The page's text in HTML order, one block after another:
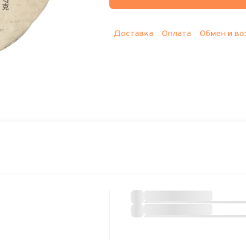
Доставка Оплата Обмен и